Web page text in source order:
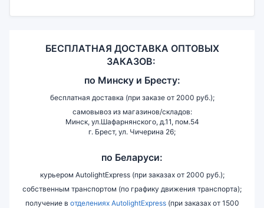
БЕСПЛАТНАЯ ДОСТАВКА ОПТОВЫХ
ЗАКАЗОВ:
по Минску и Бресту:
бесплатная доставка (при заказе от 2000 руб.);
самовывоз из магазинов/складов:
Минск, ул.Шафарнянского, д.11, пом.54
г. Брест, ул. Чичерина 26;
по Беларуси:
курьером AutolightExpress (при заказах от 2000 руб.);
собственным транспортом (по графику движения транспорта);
получение в отделениях AutolightExpress(при заказах от 1500